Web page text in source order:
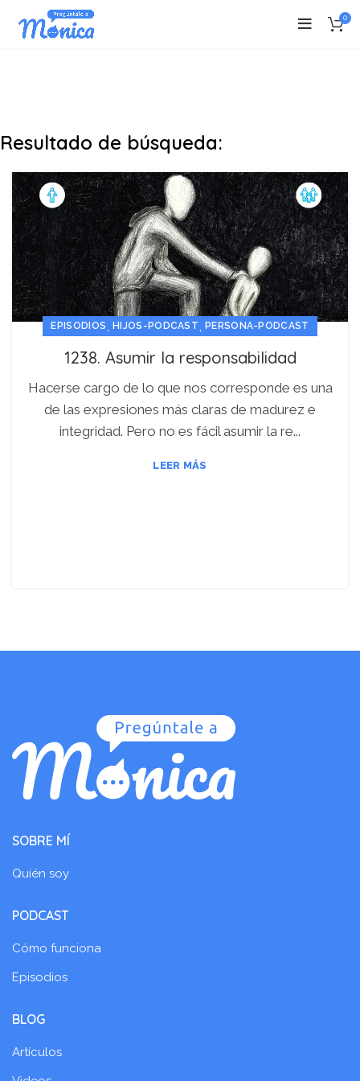
0
Resultado de búsqueda:
EPISODIOS ,HIJOS-PODCAST ,PERSONA-PODCAST
1238. Asumir la responsabilidad
Hacerse cargo de lo que nos corresponde es una
de las expresiones más claras de madurez e
integridad. Pero no es fácil asumir la re...
LEER MÁS
SOBRE MÍ
Quién soy
PODCAST
Cómo funciona
Episodios
BLOG
Artículos